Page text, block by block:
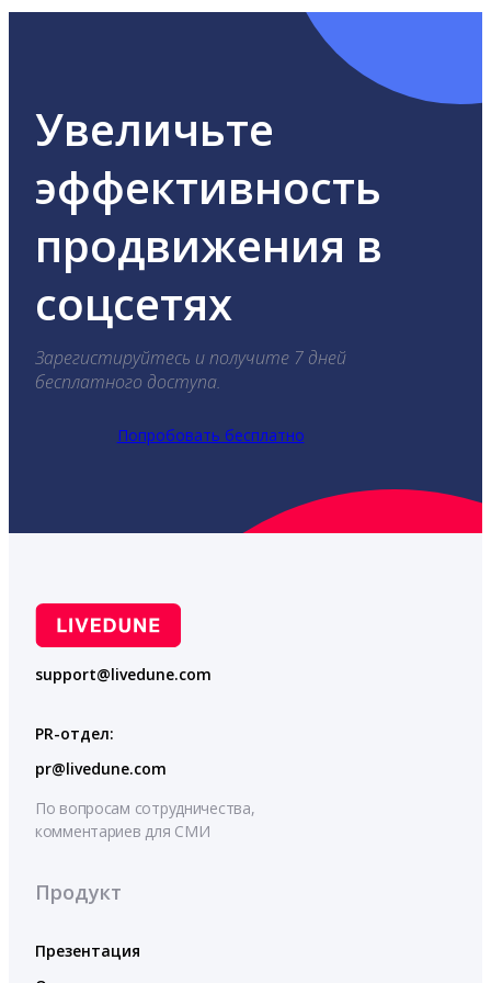
Увеличьте
эффективность
продвижения в
соцсетях
Зарегистируйтесь и получите 7 дней
бесплатного доступа.
Попробовать бесплатно
support@livedune.com
PR-отдел:
pr@livedune.com
По вопросам сотрудничества,
комментариев для СМИ
Продукт
Презентация